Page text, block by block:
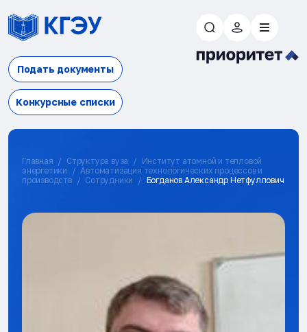
Подать документы
Конкурсные списки
Главная Структура вуза
Институт атомной и тепловой
энергетики
Автоматизация технологических процессов и
производств
Сотрудники Богданов Александр Нетфуллович